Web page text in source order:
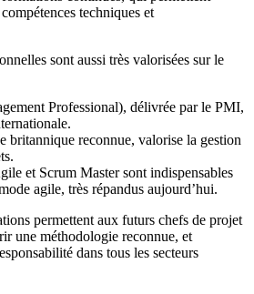
techniques et
sont aussi très valorisées sur le
Professional), délivrée par le PMI,
britannique reconnue, valorise la gestion
et Scrum Master sont indispensables
agile, très répandus aujourd’hui.
permettent aux futurs chefs de projet
une méthodologie reconnue, et
dans tous les secteurs